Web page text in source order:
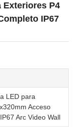
Exteriores P4
IP67
LED para
Acceso
Arc Video Wall